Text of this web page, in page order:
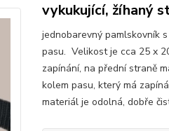
vykukující, žíhaný
jednobarevný pamlskovník
pasu. Velikost je cca 25 x
zapínání, na přední straně
kolem pasu, který má
materiál je odolná, dobře